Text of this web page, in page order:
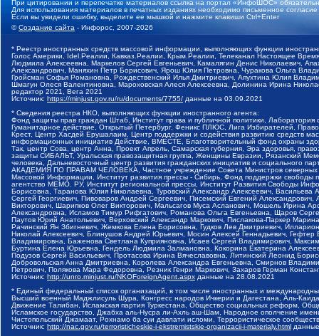
При цитировании и перепечатке материалов ссылка на портал «ИнфоШОС»
Для использования материалов в печатных изданиях необходимо письменное
Если вы увидели ошибку, выделите ее мышкой и нажмите клавиши Ctrl+Enter
©Создание сайта - Инфорос, 2007-2026
* Реестр иностранных средств массовой информации, выполняющих функции
Голос Америки, Idel.Реалии, Кавказ.Реалии, Крым.Реалии, Телеканал Настоящее
Людмила Алексеевна, Маркелов Сергей Евгеньевич, Камалягин Денис Николаевич,
Александрович, Маняхин Петр Борисович, Ярош Юлия Петровна, Чуракова Ольга
Гройсман Софья Романовна, Рождественский Илья Дмитриевич, Апухтина Юлия
Шмагун Олеся Валентиновна, Мароховская Алеся Алексеевна, Долинина Ирина
редактор 2021, Вега 2021
Источник: https://minjust.gov.ru/ru/documents/7755/ данные на 03.09.2021
* Сведения реестра НКО, выполняющих функции иностранного агента:
Фонд защиты прав граждан Штаб, Институт права и публичной политики,
Гуманитарное действие, Открытый Петербург, Феникс ПЛЮС, Лига Избирателей,
Крест, Центр Хасдей Ерушалаим, Центр поддержки и содействия развитию средств
информационных инициатив Действие, ВМЕСТЕ, Благотворительный фонд охраны
Так, центр Сова, центр Анна, Проект Апрель, Самарская губерния, Эра здоровья,
защиты СИБАЛЬТ, Уральская правозащитная группа, Женщины Евразии, Рязанский
человека, Дальневосточный центр развития гражданских инициатив и социального
АКАДЕМИЯ ПО ПРАВАМ ЧЕЛОВЕКА, Частное учреждение Совета Министров северных
Массовой Информации, Институт развития прессы - Сибирь, Фонд поддержки
агентство МЕМО. РУ, Институт региональной прессы, Институт Развития Свободы
Борисовна, Таранова Юлия Николаевна, Туровский Александр Алексеевич,
Сергей Георгиевич, Пивоваров Андрей Сергеевич, Писемский Евгений
Викторович, Шарипков Олег Викторович, Мальсагов Муса Асланович, Мошель Ирина
Александровна, Исламов Тимур Рифгатович, Романова Ольга Евгеньевна, Щаров
Паутов Юрий Анатольевич, Верховский Александр Маркович, Пислакова-Паркер
Рачинский Ян Збигневич, Жемкова Елена Борисовна, Гудков Лев Дмитриевич,
Николай Алексеевич, Блинушов Андрей Юрьевич, Мосин Алексей Геннадьевич,
Владимировна, Баженова Светлана Куприяновна, Исаев Сергей Владимирович,
Буртина Елена Юрьевна, Гендель Людмила Залмановна, Кокорина Екатерина
Подузов Сергей Васильевич, Протасова Ирина Вячеславовна, Литинский Леонид
Добровольская Анна Дмитриевна, Королева Александра Евгеньевна, Смирнов
Петрович, Полякова Мара Федоровна, Резник Генри Маркович, Захаров Герман
Источник: http://unro.minjust.ru/NKOForeignAgent.aspx данные на 28.08.2021
* Единый федеральный список организаций, в том числе иностранных и
Высший военный Маджлисуль Шура, Конгресс народов Ичкерии и Дагестана, Аль-
Движение Талибан, Исламская партия Туркестана, Общество социальных реформ,
Исламское государство, Джабха аль-Нусра ли-Ахль аш-Шам, Народное ополчение
Чистопольский Джамаат, Рохнамо ба суи давлати исломи, Террористическое
Источник: http://nac.gov.ru/terroristicheskie-i-ekstremistskie-organizacii-i-materialy.html